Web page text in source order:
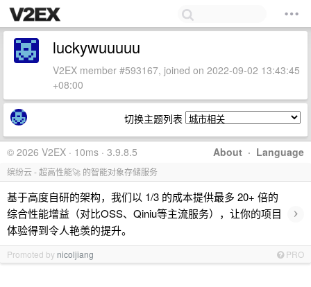
luckywuuuuu
V2EX member #593167, joined on 2022-09-02 13:43:45
+08:00
切换主题列表
About · Language
© 2026 V2EX · 10ms · 3.9.8.5
缤纷云 - 超高性能🚀 的智能对象存储服务
基于高度自研的架构，我们以 1/3 的成本提供最多 20+ 倍的
综合性能增益（对比OSS、Qiniu等主流服务），让你的项目
体验得到令人艳羡的提升。
›
Promoted by nicoljiang PRO